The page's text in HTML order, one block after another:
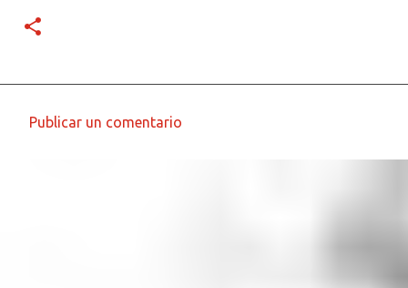
Publicar un comentario